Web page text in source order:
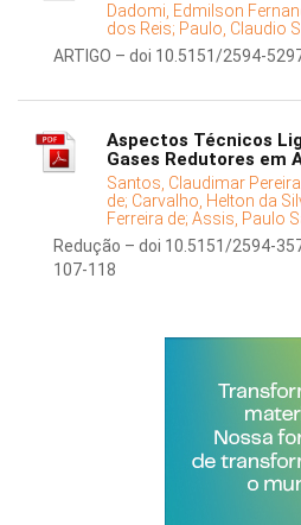
Dadomi, Edmilson
dos Reis; Paulo, Claudio
ARTIGO – doi 10.5151/2594-
Aspectos Técnicos
Gases Redutores em
Santos, Claudimar
de; Carvalho, Helton da
Ferreira de; Assis, Paulo
Redução – doi 10.5151/2594-
107-118